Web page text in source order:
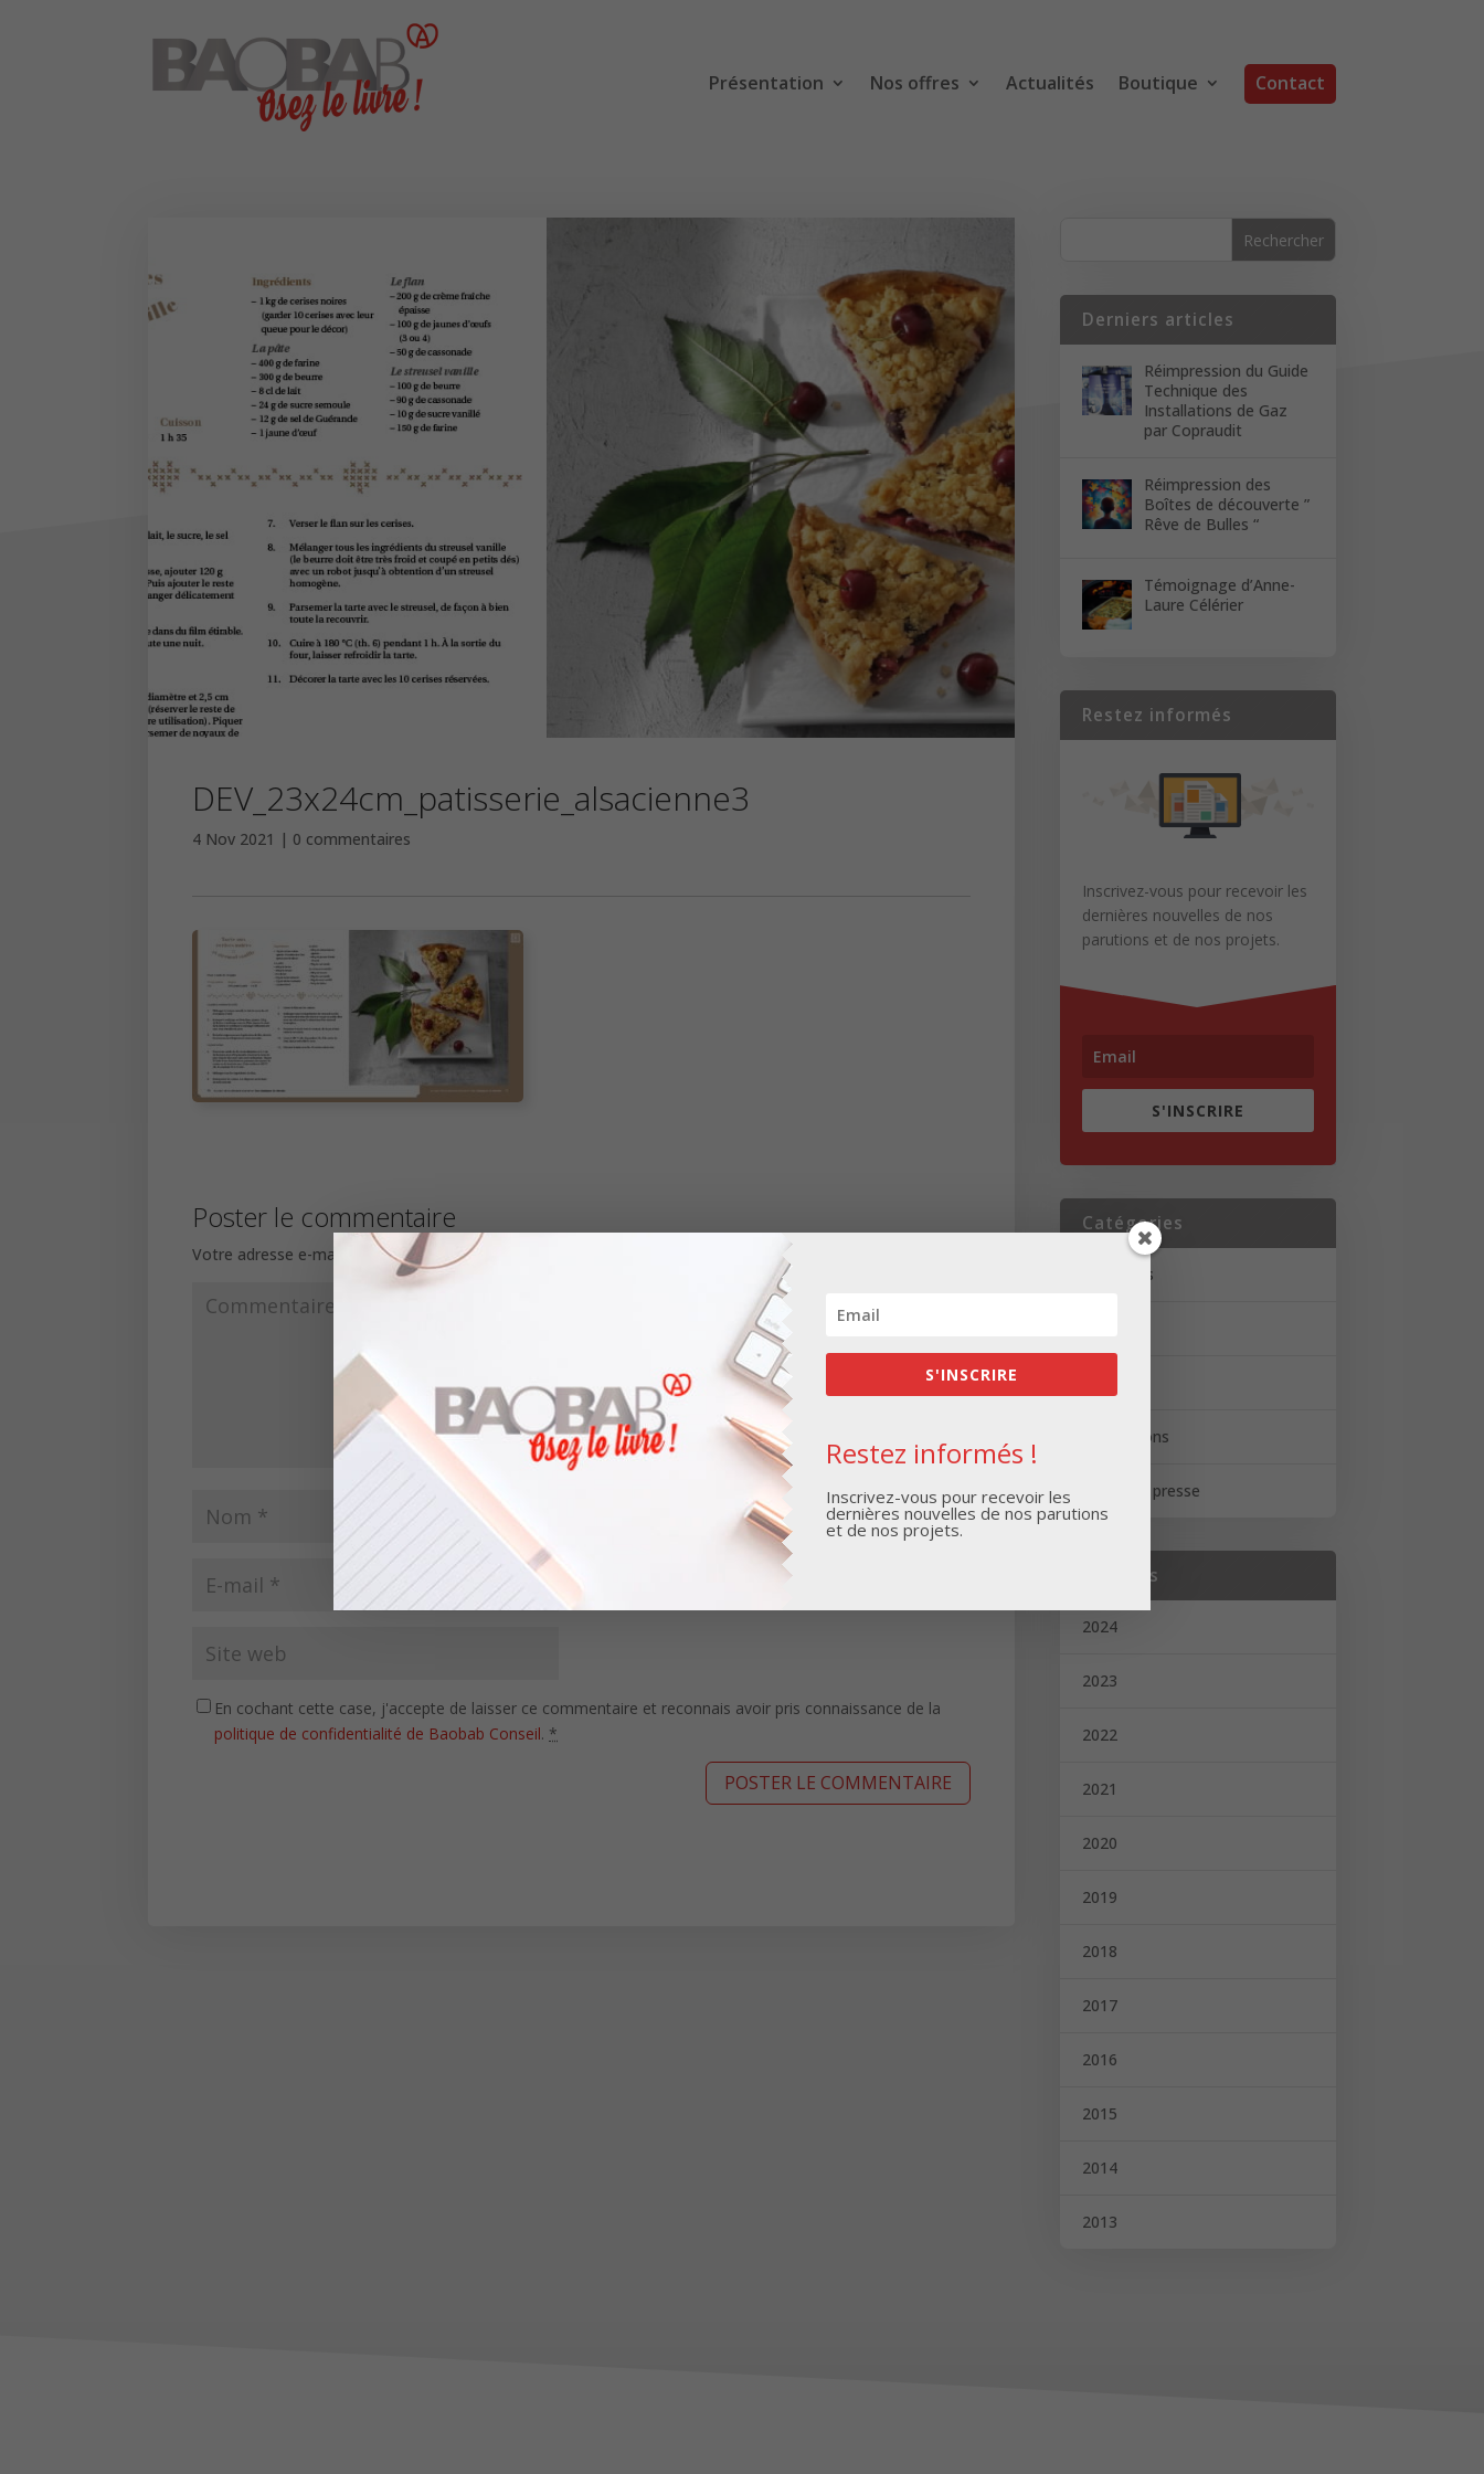
Présentation Nos offres Actualités Boutique Contact
DEV_23x24cm_patisserie_alsacienne3
4 Nov 2021 0 commentaires
Poster le commentaire
Votre adresse e-mail ne sera pas publiée. Les champs obligatoires sont indiqués avec
En cochant cette case, j'accepte de laisser ce commentaire et reconnais avoir pris connaissance de la
politique de confidentialité de Baobab Conseil. *
Derniers articles
Réimpression du Guide
Technique des
Installations de Gaz
par Copraudit
Réimpression des
Boîtes de découverte ”
Rêve de Bulles “
Témoignage d’Anne-
Laure Célérier
Restez informés
Inscrivez-vous pour recevoir les
dernières nouvelles de nos
parutions et de nos projets.
S'INSCRIRE
Catégories
Actualités
Réalisations
Revue de presse
Archives
2024
2023
2022
2021
2020
2019
2018
2017
2016
2015
2014
2013
S'INSCRIRE
Restez informés !
Inscrivez-vous pour recevoir les
dernières nouvelles de nos parutions
et de nos projets.